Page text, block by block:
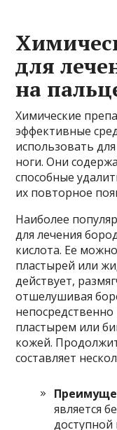
для
на
Химические
эффективные
использовать
ноги. Они
способные
их повторное
Наиболее
для лечения
кислота. Ее
пластырей или
действует,
отшелушивая
пластырем или
кожей.
составляет
является